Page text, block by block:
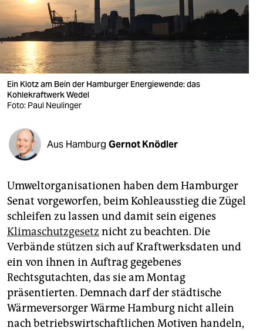
wahrheit
verlag
verlag
veranstaltungen
fragen & hilfe
abo
genossenschaft
epaper login
Ein Klotz am Bein der Hamburger Energiewende: das
Kohlekraftwerk Wedel
Foto: Paul Neulinger
Aus Hamburg Gernot Knödler
Umweltorganisationen haben dem Hamburger
Senat vorgeworfen, beim Kohleausstieg die Zügel
schleifen zu lassen und damit sein eigenes
Klimaschutzgesetz nicht zu beachten. Die
Verbände stützen sich auf Kraftwerksdaten und
ein von ihnen in Auftrag gegebenes
Rechtsgutachten, das sie am Montag
präsentierten. Demnach darf der städtische
Wärmeversorger Wärme Hamburg nicht allein
nach betriebswirtschaftlichen Motiven handeln,